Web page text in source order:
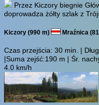
Przez Kiczory biegnie
doprowadza żółty szlak z
Kiczory (990 m) Mraźnica
Czas przejścia: 30 min.
|
|Suma zejść:190 m | Śr.
4.0 km/h